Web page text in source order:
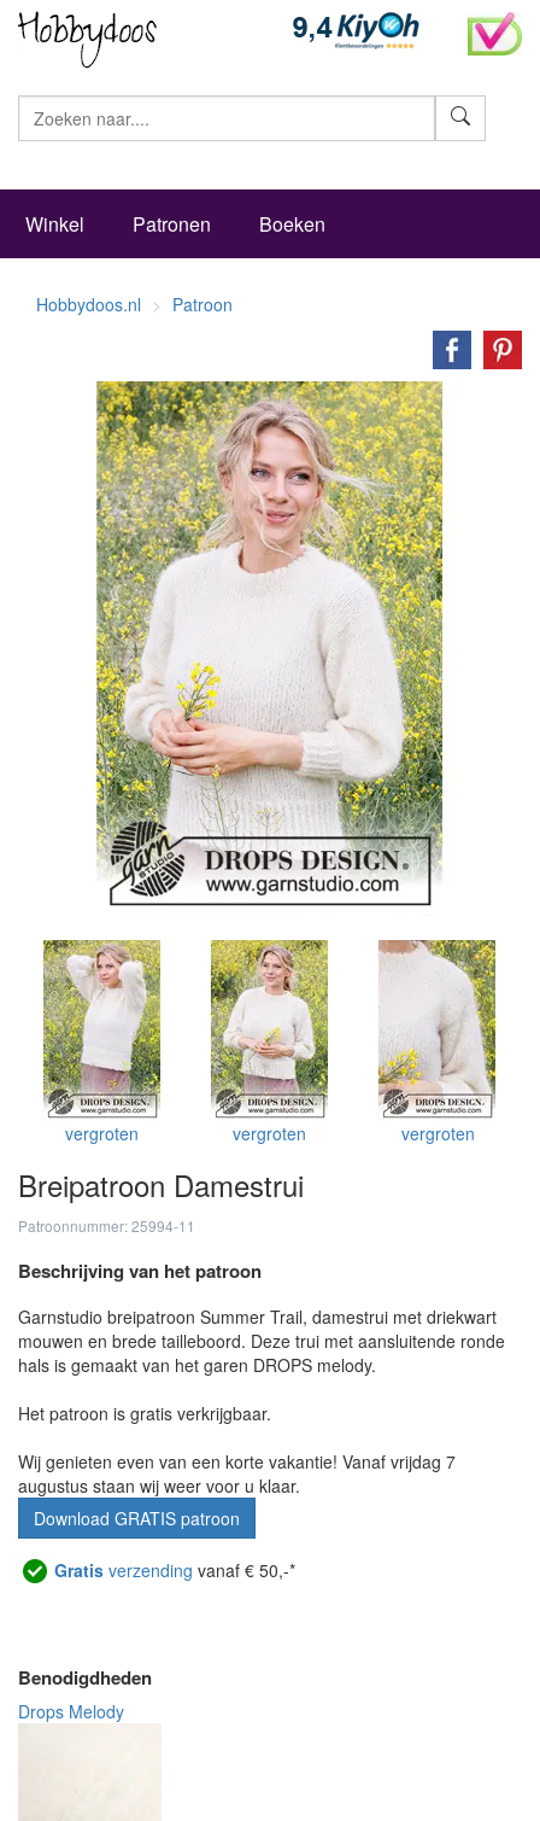
Winkel Patronen Boeken
Hobbydoos.nl Patroon
vergroten vergroten vergroten
Breipatroon Damestrui
Patroonnummer: 25994-11
Beschrijving van het patroon
Garnstudio breipatroon Summer Trail, damestrui met driekwart
mouwen en brede tailleboord. Deze trui met aansluitende ronde
hals is gemaakt van het garen DROPS melody.
Het patroon is gratis verkrijgbaar.
Wij genieten even van een korte vakantie! Vanaf vrijdag 7
augustus staan wij weer voor u klaar.
Download GRATIS patroon
Gratis verzending vanaf € 50,-*
Benodigdheden
Drops Melody